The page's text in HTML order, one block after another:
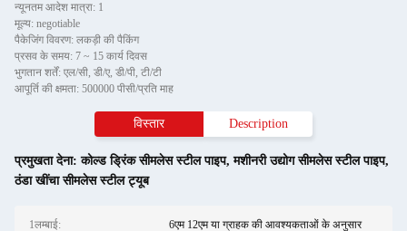
न्यूनतम आदेश मात्रा: 1
मूल्य: negotiable
पैकेजिंग विवरण: लकड़ी की पैकिंग
प्रसव के समय: 7 ~ 15 कार्य दिवस
भुगतान शर्तें: एल/सी, डी/ए, डी/पी, टी/टी
आपूर्ति की क्षमता: 500000 पीसी/प्रति माह
विस्तार Description
प्रमुखता देना:कोल्ड ड्रिंक सीमलेस स्टील पाइप,मशीनरी उद्योग सीमलेस स्टील पाइप,
ठंडा खींचा सीमलेस स्टील ट्यूब
1लम्बाई: 6एम 12एम या ग्राहक की आवश्यकताओं के अनुसार